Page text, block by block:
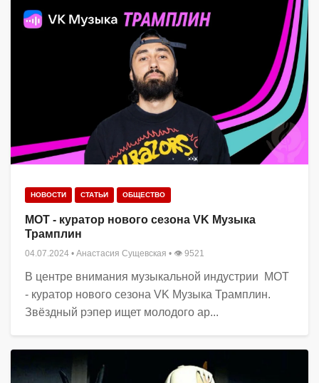
НОВОСТИ СТАТЬИ ОБЩЕСТВО
МОТ - куратор нового сезона VK Музыка
Трамплин
04.07.2024 • Анастасия Сущевская • 👁 9521
В центре внимания музыкальной индустрии МОТ
- куратор нового сезона VK Музыка Трамплин.
Звёздный рэпер ищет молодого ар...